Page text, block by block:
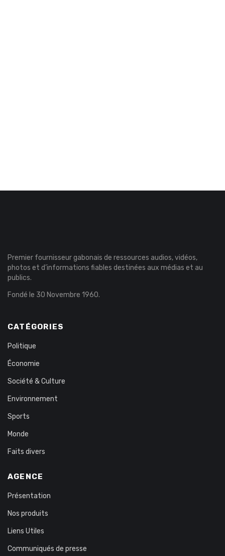
Premier fournisseur gabonais de ressources audios, vidéos,
photos et d’informations fiables destinées aux médias et au
publics.
Fondé le 30 Novembre 1960.
CATÉGORIES
Politique
Économie
Société & Culture
Environnement
Sports
Monde
Faits divers
AGENCE
Présentation
Nos produits
Liens Utiles
Communiqués de presse